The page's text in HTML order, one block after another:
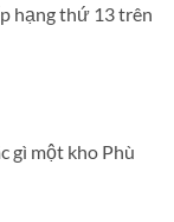
hạng thứ 13 trên
gì một kho Phù